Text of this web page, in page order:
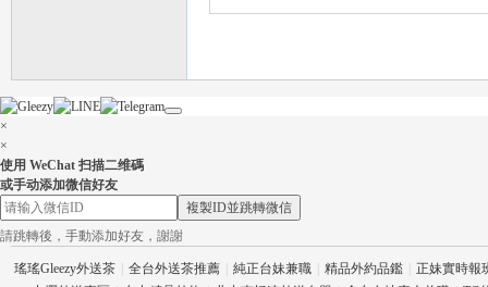
×
×
使用 WeChat 扫描二维碼
或手动添加微信好友
複製ID並跳轉微信
請跳轉後，手動添加好友，謝謝
瑤瑤Gleezy外送茶 全台外送茶推薦 純正台妹兼職 精品外約品鑑
正妹實時報